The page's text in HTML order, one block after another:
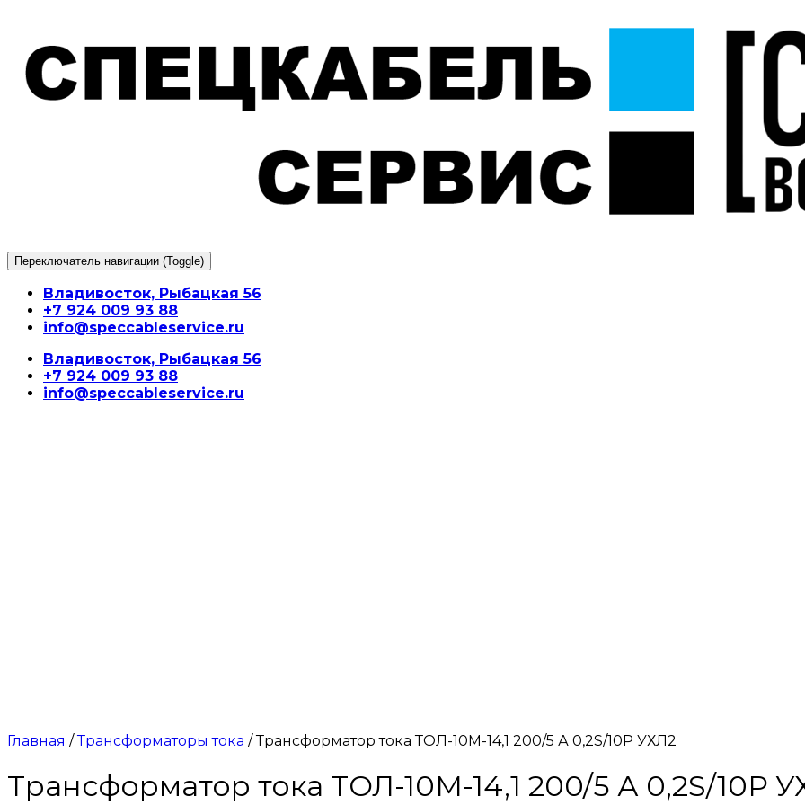
содержимому
Переключатель навигации (Toggle)
Владивосток, Рыбацкая 56
+7 924 009 93 88
info@speccableservice.ru
Владивосток, Рыбацкая 56
+7 924 009 93 88
info@speccableservice.ru
Главная /Трансформаторы тока / Трансформатор тока ТОЛ-10М-14,1 200/5 А 0,2S/10Р УХЛ2
Трансформатор тока ТОЛ-10М-14,1 200/5 А 0,2S/10Р